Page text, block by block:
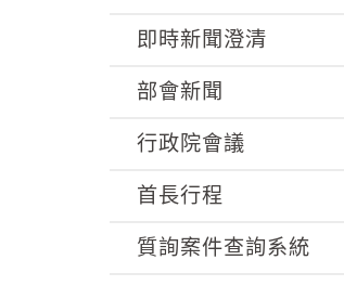
即時新聞澄清
部會新聞
行政院會議
首長行程
質詢案件查詢系統